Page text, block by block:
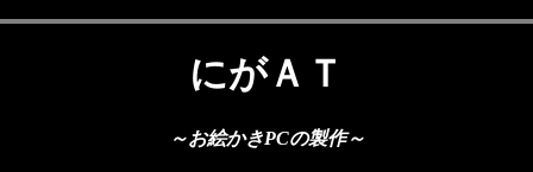
にがＡＴ
～お絵かきPCの製作～